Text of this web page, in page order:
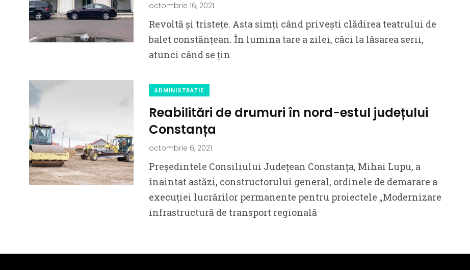
octombrie 16, 2021
Revoltă și tristețe. Asta simți când privești clădirea teatrului de
balet constănțean. În lumina tare a zilei, căci la lăsarea serii,
atunci când se țin
ADMINISTRAȚIE
Reabilitări de drumuri în nord-estul județului
Constanța
octombrie 6, 2021
Preşedintele Consiliului Județean Constanța, Mihai Lupu, a
înaintat astăzi, constructorului general, ordinele de demarare a
execuţiei lucrărilor permanente pentru proiectele „Modernizare
infrastructură de transport regională